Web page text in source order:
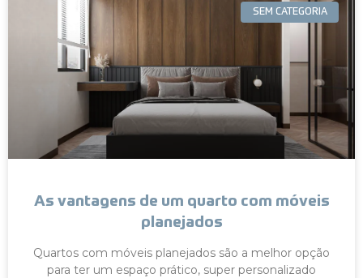
SEM CATEGORIA
As vantagens de um quarto com móveis
planejados
Quartos com móveis planejados são a melhor opção
para ter um espaço prático, super personalizado